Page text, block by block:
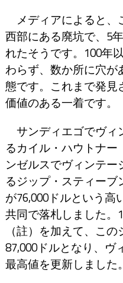
メディアによると、
西部にある廃坑で、5
れたそうです。100年
わらず、数か所に穴が
態です。これまで発見
価値のある一着です。
サンディエゴでヴィ
るカイル・ハウトナー
ンゼルスでヴィンテ
るジップ・スティーブ
が76,000ドルという高
共同で落札しました。
（註）を加えて、こ
87,000ドルとなり、ヴ
最高値を更新しました。